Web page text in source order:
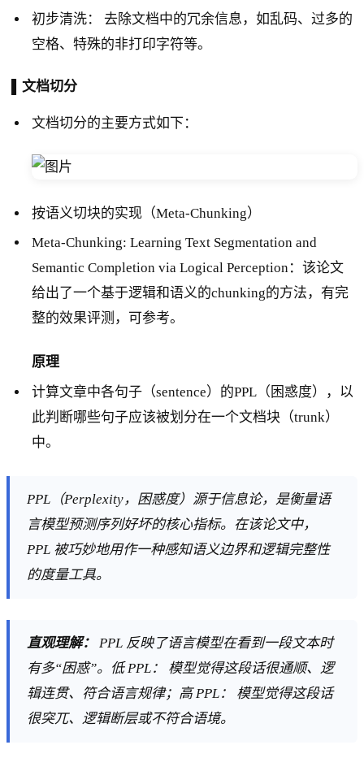
初步清洗： 去除文档中的冗余信息，如乱码、过多的
空格、特殊的非打印字符等。
▐ 文档切分
文档切分的主要方式如下：
按语义切块的实现（Meta-Chunking）
Meta-Chunking: Learning Text Segmentation and
Semantic Completion via Logical Perception：该论文
给出了一个基于逻辑和语义的chunking的方法，有完
整的效果评测，可参考。
原理
计算文章中各句子（sentence）的PPL（困惑度），以
此判断哪些句子应该被划分在一个文档块（trunk）
中。
PPL（Perplexity，困惑度）源于信息论，是衡量语
言模型预测序列好坏的核心指标。在该论文中，
PPL 被巧妙地用作一种感知语义边界和逻辑完整性
的度量工具。
直观理解：
PPL 反映了语言模型在看到一段文本时
有多“困惑”。低 PPL： 模型觉得这段话很通顺、逻
辑连贯、符合语言规律；高 PPL： 模型觉得这段话
很突兀、逻辑断层或不符合语境。